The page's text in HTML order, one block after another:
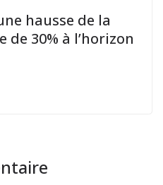
hausse de la
30% à l’horizon